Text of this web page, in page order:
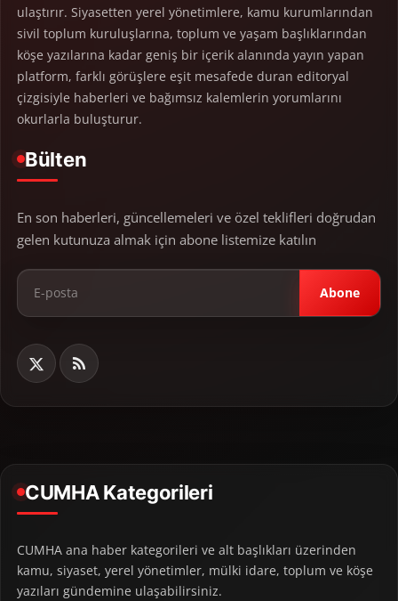
ulaştırır. Siyasetten yerel yönetimlere, kamu kurumlarından
sivil toplum kuruluşlarına, toplum ve yaşam başlıklarından
köşe yazılarına kadar geniş bir içerik alanında yayın yapan
platform, farklı görüşlere eşit mesafede duran editoryal
çizgisiyle haberleri ve bağımsız kalemlerin yorumlarını
okurlarla buluşturur.
Bülten
En son haberleri, güncellemeleri ve özel teklifleri doğrudan
gelen kutunuza almak için abone listemize katılın
Abone
CUMHA Kategorileri
CUMHA ana haber kategorileri ve alt başlıkları üzerinden
kamu, siyaset, yerel yönetimler, mülki idare, toplum ve köşe
yazıları gündemine ulaşabilirsiniz.